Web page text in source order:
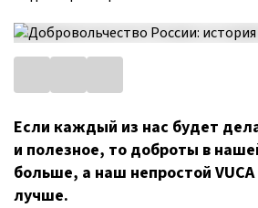
Если каждый из нас будет
и полезное, то доброты в
больше, а наш непростой
лучше.